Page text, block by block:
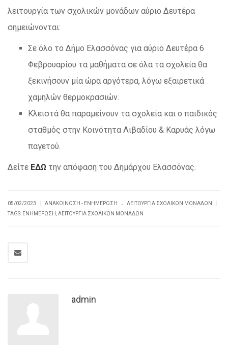
λειτουργία των σχολικών μονάδων αύριο Δευτέρα
σημειώνονται:
Σε όλο το Δήμο Ελασσόνας για αύριο Δευτέρα 6
Φεβρουαρίου τα μαθήματα σε όλα τα σχολεία θα
ξεκινήσουν μία ώρα αργότερα, λόγω εξαιρετικά
χαμηλών θερμοκρασιών.
Κλειστά θα παραμείνουν τα σχολεία και ο παιδικός
σταθμός στην Κοινότητα Λιβαδίου & Καρυάς λόγω
παγετού.
Δείτε ΕΔΩ την απόφαση του Δημάρχου Ελασσόνας.
05/02/2023 ΑΝΑΚΟΊΝΩΣΗ - ΕΝΗΜΈΡΩΣΗ . ΛΕΙΤΟΥΡΓΊΑ ΣΧΟΛΙΚΏΝ ΜΟΝΆΔΩΝ
TAGS: ΕΝΗΜΈΡΩΣΗ ΛΕΙΤΟΥΡΓΊΑ ΣΧΟΛΙΚΏΝ ΜΟΝΆΔΩΝ
admin